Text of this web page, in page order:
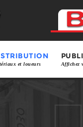
et loueurs Affichez